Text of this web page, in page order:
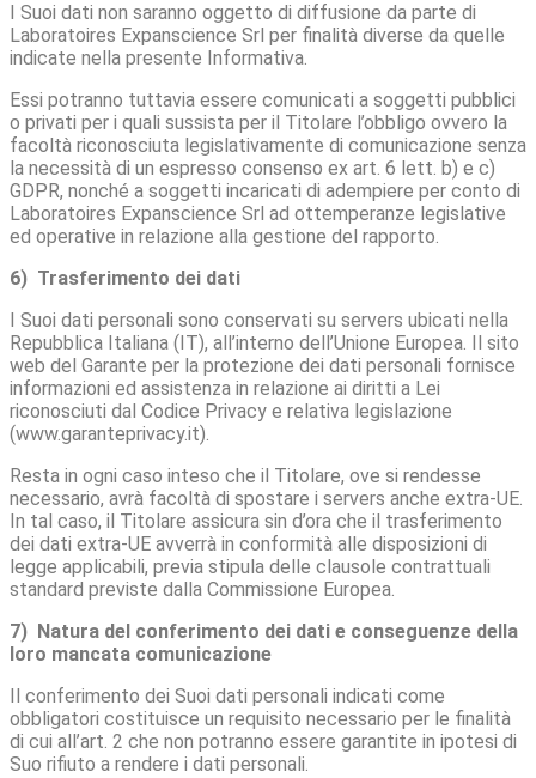
I Suoi dati non saranno oggetto di diffusione da parte di
Laboratoires Expanscience Srl per finalità diverse da quelle
indicate nella presente Informativa.
Essi potranno tuttavia essere comunicati a soggetti pubblici
o privati per i quali sussista per il Titolare l’obbligo ovvero la
facoltà riconosciuta legislativamente di comunicazione senza
la necessità di un espresso consenso ex art. 6 lett. b) e c)
GDPR, nonché a soggetti incaricati di adempiere per conto di
Laboratoires Expanscience Srl ad ottemperanze legislative
ed operative in relazione alla gestione del rapporto.
6) Trasferimento dei dati
I Suoi dati personali sono conservati su servers ubicati nella
Repubblica Italiana (IT), all’interno dell’Unione Europea. Il sito
web del Garante per la protezione dei dati personali fornisce
informazioni ed assistenza in relazione ai diritti a Lei
riconosciuti dal Codice Privacy e relativa legislazione
(www.garanteprivacy.it).
Resta in ogni caso inteso che il Titolare, ove si rendesse
necessario, avrà facoltà di spostare i servers anche extra-UE.
In tal caso, il Titolare assicura sin d’ora che il trasferimento
dei dati extra-UE avverrà in conformità alle disposizioni di
legge applicabili, previa stipula delle clausole contrattuali
standard previste dalla Commissione Europea.
7) Natura del conferimento dei dati e conseguenze della
loro mancata comunicazione
Il conferimento dei Suoi dati personali indicati come
obbligatori costituisce un requisito necessario per le finalità
di cui all’art. 2 che non potranno essere garantite in ipotesi di
Suo rifiuto a rendere i dati personali.